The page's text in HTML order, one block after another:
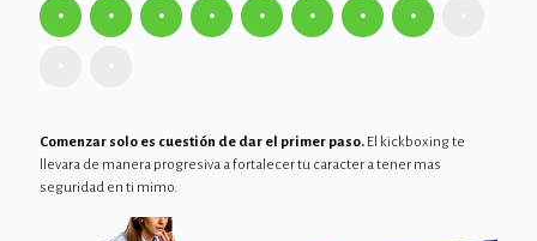
Comenzar solo es cuestión de dar el primer paso. El kickboxing te
llevara de manera progresiva a fortalecer tu caracter a tener mas
seguridad en ti mimo.